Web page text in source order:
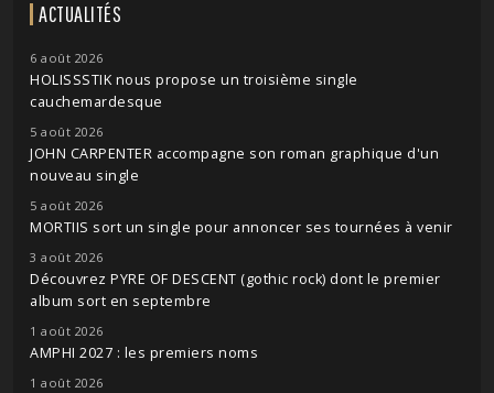
ACTUALITÉS
6 août 2026
HOLISSSTIK nous propose un troisième single
cauchemardesque
5 août 2026
JOHN CARPENTER accompagne son roman graphique d'un
nouveau single
5 août 2026
MORTIIS sort un single pour annoncer ses tournées à venir
3 août 2026
Découvrez PYRE OF DESCENT (gothic rock) dont le premier
album sort en septembre
1 août 2026
AMPHI 2027 : les premiers noms
1 août 2026